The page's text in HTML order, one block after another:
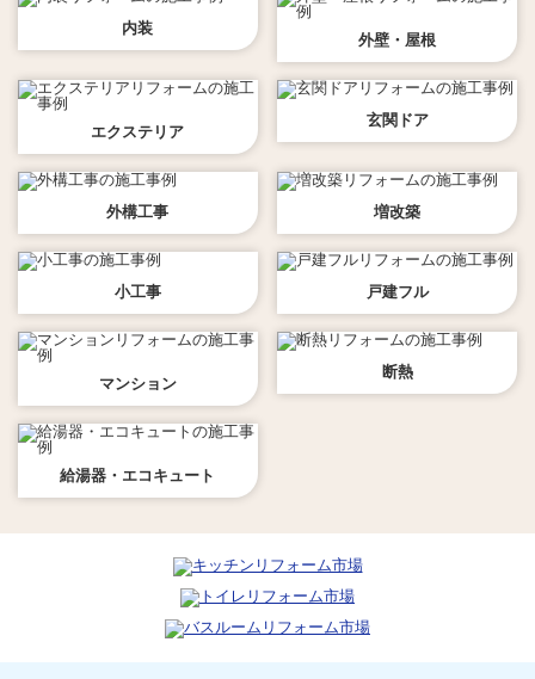
内装
外壁・屋根
エクステリア
玄関ドア
外構工事 増改築
小工事 戸建フル
マンション
断熱
給湯器・エコキュート